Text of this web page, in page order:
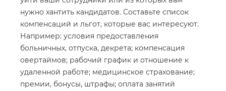
нужно хантить кандидатов. Составьте список
компенсаций и льгот, которые вас интересуют.
Например: условия предоставления
больничных, отпуска, декрета; компенсация
овертаймов; рабочий график и отношение к
удаленной работе; медицинское страхование;
премии, бонусы, штрафы; оплата занятий